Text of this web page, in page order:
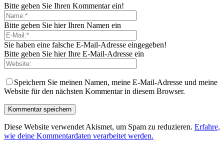
Bitte geben Sie Ihren Kommentar ein!
Bitte geben Sie hier Ihren Namen ein
Sie haben eine falsche E-Mail-Adresse eingegeben!
Bitte geben Sie hier Ihre E-Mail-Adresse ein
Speichern Sie meinen Namen, meine E-Mail-Adresse und meine
Website für den nächsten Kommentar in diesem Browser.
Diese Website verwendet Akismet, um Spam zu reduzieren. Erfahre,
wie deine Kommentardaten verarbeitet werden.